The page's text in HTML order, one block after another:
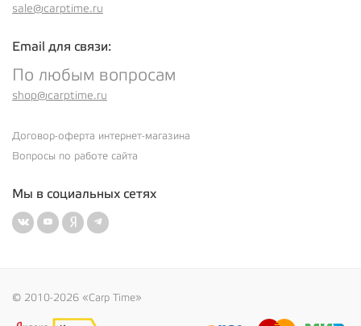
sale@carptime.ru
Email для связи:
По любым вопросам
shop@carptime.ru
Договор-оферта интернет-магазина
Вопросы по работе сайта
Мы в социальных сетях
© 2010-2026 «Carp Time»